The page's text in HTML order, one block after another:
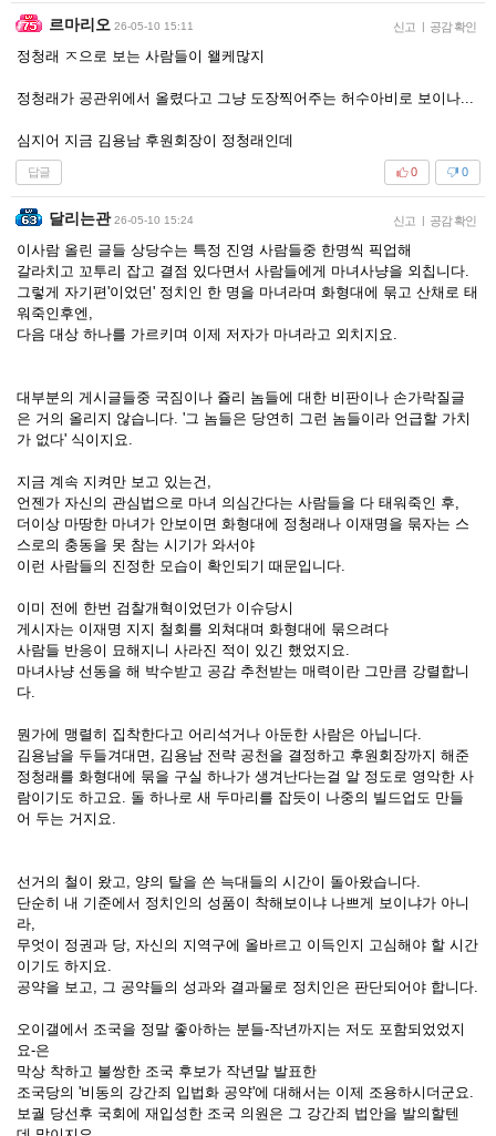
르마리오 26-05-10 15:11 신고 | 공감 확인
정청래 ㅈ으로 보는 사람들이 왤케많지
정청래가 공관위에서 올렸다고 그냥 도장찍어주는 허수아비로 보이나...
심지어 지금 김용남 후원회장이 정청래인데
답글 0
0
달리는관 26-05-10 15:24 신고 | 공감 확인
이사람 올린 글들 상당수는 특정 진영 사람들중 한명씩 픽업해
갈라치고 꼬투리 잡고 결점 있다면서 사람들에게 마녀사냥을 외칩니다.
그렇게 자기편'이었던' 정치인 한 명을 마녀라며 화형대에 묶고 산채로 태
워죽인후엔,
다음 대상 하나를 가르키며 이제 저자가 마녀라고 외치지요.
대부분의 게시글들중 국짐이나 쥴리 놈들에 대한 비판이나 손가락질글
은 거의 올리지 않습니다. '그 놈들은 당연히 그런 놈들이라 언급할 가치
가 없다' 식이지요.
지금 계속 지켜만 보고 있는건,
언젠가 자신의 관심법으로 마녀 의심간다는 사람들을 다 태워죽인 후,
더이상 마땅한 마녀가 안보이면 화형대에 정청래나 이재명을 묶자는 스
스로의 충동을 못 참는 시기가 와서야
이런 사람들의 진정한 모습이 확인되기 때문입니다.
이미 전에 한번 검찰개혁이었던가 이슈당시
게시자는 이재명 지지 철회를 외쳐대며 화형대에 묶으려다
사람들 반응이 묘해지니 사라진 적이 있긴 했었지요.
마녀사냥 선동을 해 박수받고 공감 추천받는 매력이란 그만큼 강렬합니
다.
뭔가에 맹렬히 집착한다고 어리석거나 아둔한 사람은 아닙니다.
김용남을 두들겨대면, 김용남 전략 공천을 결정하고 후원회장까지 해준
정청래를 화형대에 묶을 구실 하나가 생겨난다는걸 알 정도로 영악한 사
람이기도 하고요. 돌 하나로 새 두마리를 잡듯이 나중의 빌드업도 만들
어 두는 거지요.
선거의 철이 왔고, 양의 탈을 쓴 늑대들의 시간이 돌아왔습니다.
단순히 내 기준에서 정치인의 성품이 착해보이냐 나쁘게 보이냐가 아니
라,
무엇이 정권과 당, 자신의 지역구에 올바르고 이득인지 고심해야 할 시간
이기도 하지요.
공약을 보고, 그 공약들의 성과와 결과물로 정치인은 판단되어야 합니다.
오이갤에서 조국을 정말 좋아하는 분들-작년까지는 저도 포함되었었지
요-은
막상 착하고 불쌍한 조국 후보가 작년말 발표한
조국당의 '비동의 강간죄 입법화 공약'에 대해서는 이제 조용하시더군요.
보궐 당선후 국회에 재입성한 조국 의원은 그 강간죄 법안을 발의할텐